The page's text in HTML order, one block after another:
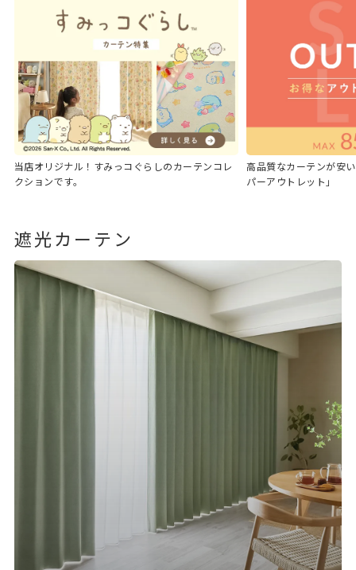
当店オリジナル！すみっコぐらしのカーテンコレ
クションです。
高品質なカーテンが安
パーアウトレット」
遮光カーテン